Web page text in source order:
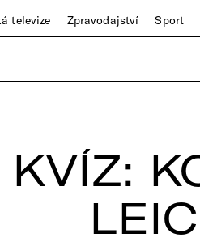
televize Zpravodajství Sport